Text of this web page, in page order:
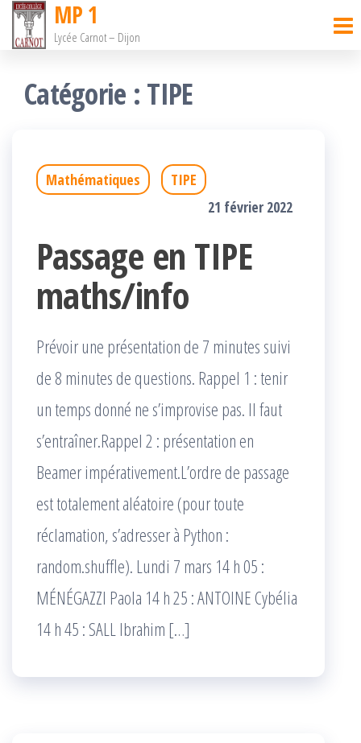
Passer
contenu
MP 1
Lycée Carnot – Dijon
Catégorie : TIPE
Mathématiques
TIPE
21 février 2022
Passage en TIPE
maths/info
Prévoir une présentation de 7 minutes suivi
de 8 minutes de questions. Rappel 1 : tenir
un temps donné ne s’improvise pas. Il faut
s’entraîner.Rappel 2 : présentation en
Beamer impérativement.L’ordre de passage
est totalement aléatoire (pour toute
réclamation, s’adresser à Python :
random.shuffle). Lundi 7 mars 14 h 05 :
MÉNÉGAZZI Paola 14 h 25 : ANTOINE Cybélia
14 h 45 : SALL Ibrahim […]